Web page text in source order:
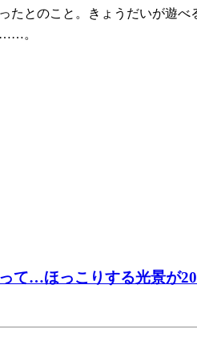
とのこと。きょうだいが遊
……。
…ほっこりする光景が